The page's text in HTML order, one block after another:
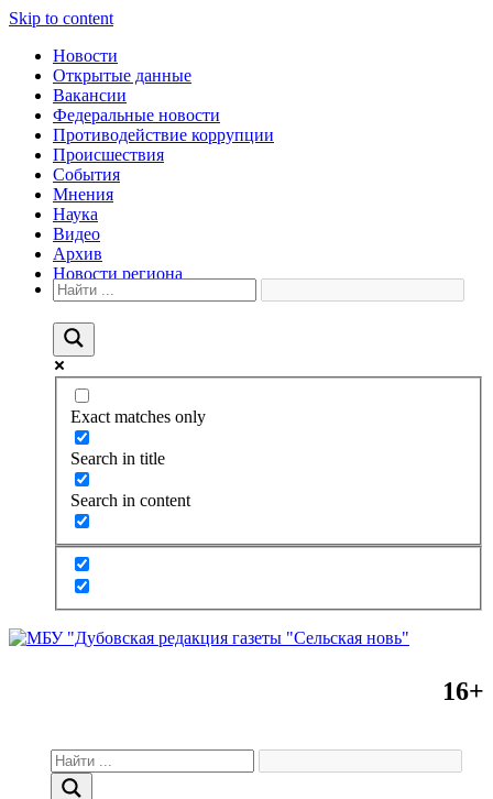
Skip to content
Новости
Открытые данные
Вакансии
Федеральные новости
Противодействие коррупции
Происшествия
События
Мнения
Наука
Видео
Архив
Новости региона
Exact matches only
Search in title
Search in content
16+